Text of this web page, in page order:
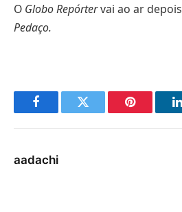
O Globo Repórtervai ao ar
Pedaço.
FacebookTwitter Pinterest
aadachi